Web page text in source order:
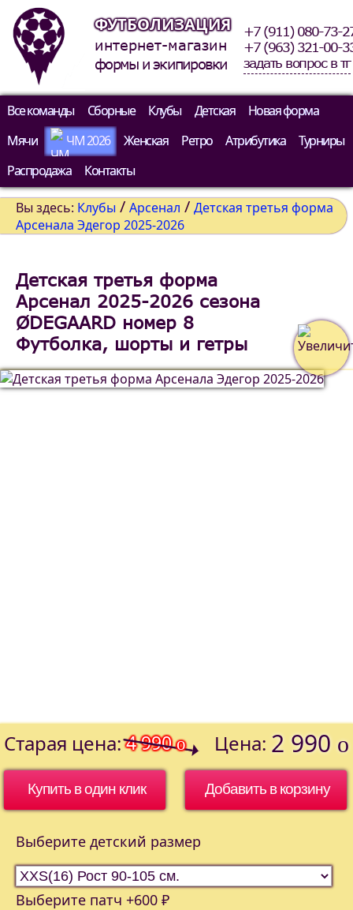
ФУТБОЛИЗАЦИЯ
интернет-магазин
формы и экипировки
+7 (911) 080-73-
+7 (963) 321-00-
задать вопрос в тг
Все команды Сборные Клубы Детская
Новая форма
Мячи
ЧМ 2026 Женская Ретро Атрибутика
Турниры
Распродажа
Контакты
Вы здесь: Клубы / Арсенал / Детская третья форма
Арсенала Эдегор 2025-2026
Детская третья форма
Арсенал 2025-2026 сезона
ØDEGAARD номер 8
Футболка, шорты и гетры
Старая цена: 4 990o Цена: 2 990 o
Купить в один клик
Выберите детский размер
Выберите патч +600 ₽